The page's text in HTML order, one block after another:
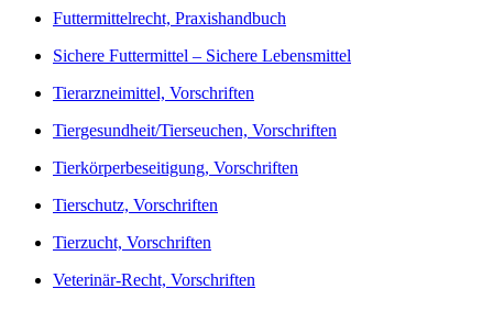
Futtermittelrecht, Praxishandbuch
Sichere Futtermittel – Sichere Lebensmittel
Tierarzneimittel, Vorschriften
Tiergesundheit/Tierseuchen, Vorschriften
Tierkörperbeseitigung, Vorschriften
Tierschutz, Vorschriften
Tierzucht, Vorschriften
Veterinär-Recht, Vorschriften